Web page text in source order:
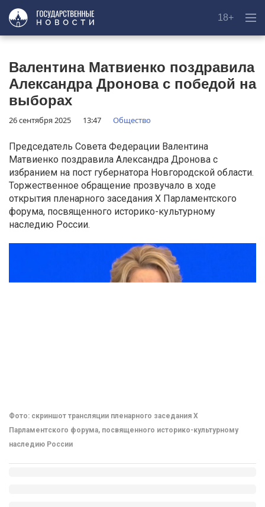
18+
Валентина Матвиенко поздравила
Александра Дронова с победой на
выборах
26 сентября 2025 13:47 Общество
Председатель Совета Федерации Валентина
Матвиенко поздравила Александра Дронова с
избранием на пост губернатора Новгородской области.
Торжественное обращение прозвучало в ходе
открытия пленарного заседания X Парламентского
форума, посвященного историко-культурному
наследию России.
Фото: скриншот трансляции пленарного заседания X
Парламентского форума, посвященного историко-культурному
наследию России